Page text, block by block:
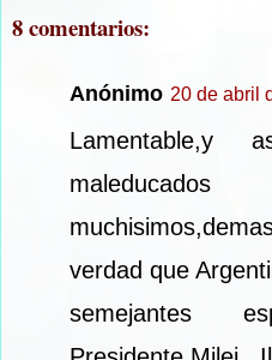
8 comentarios:
Anónimo 20 de abril
verdad que
semejantes